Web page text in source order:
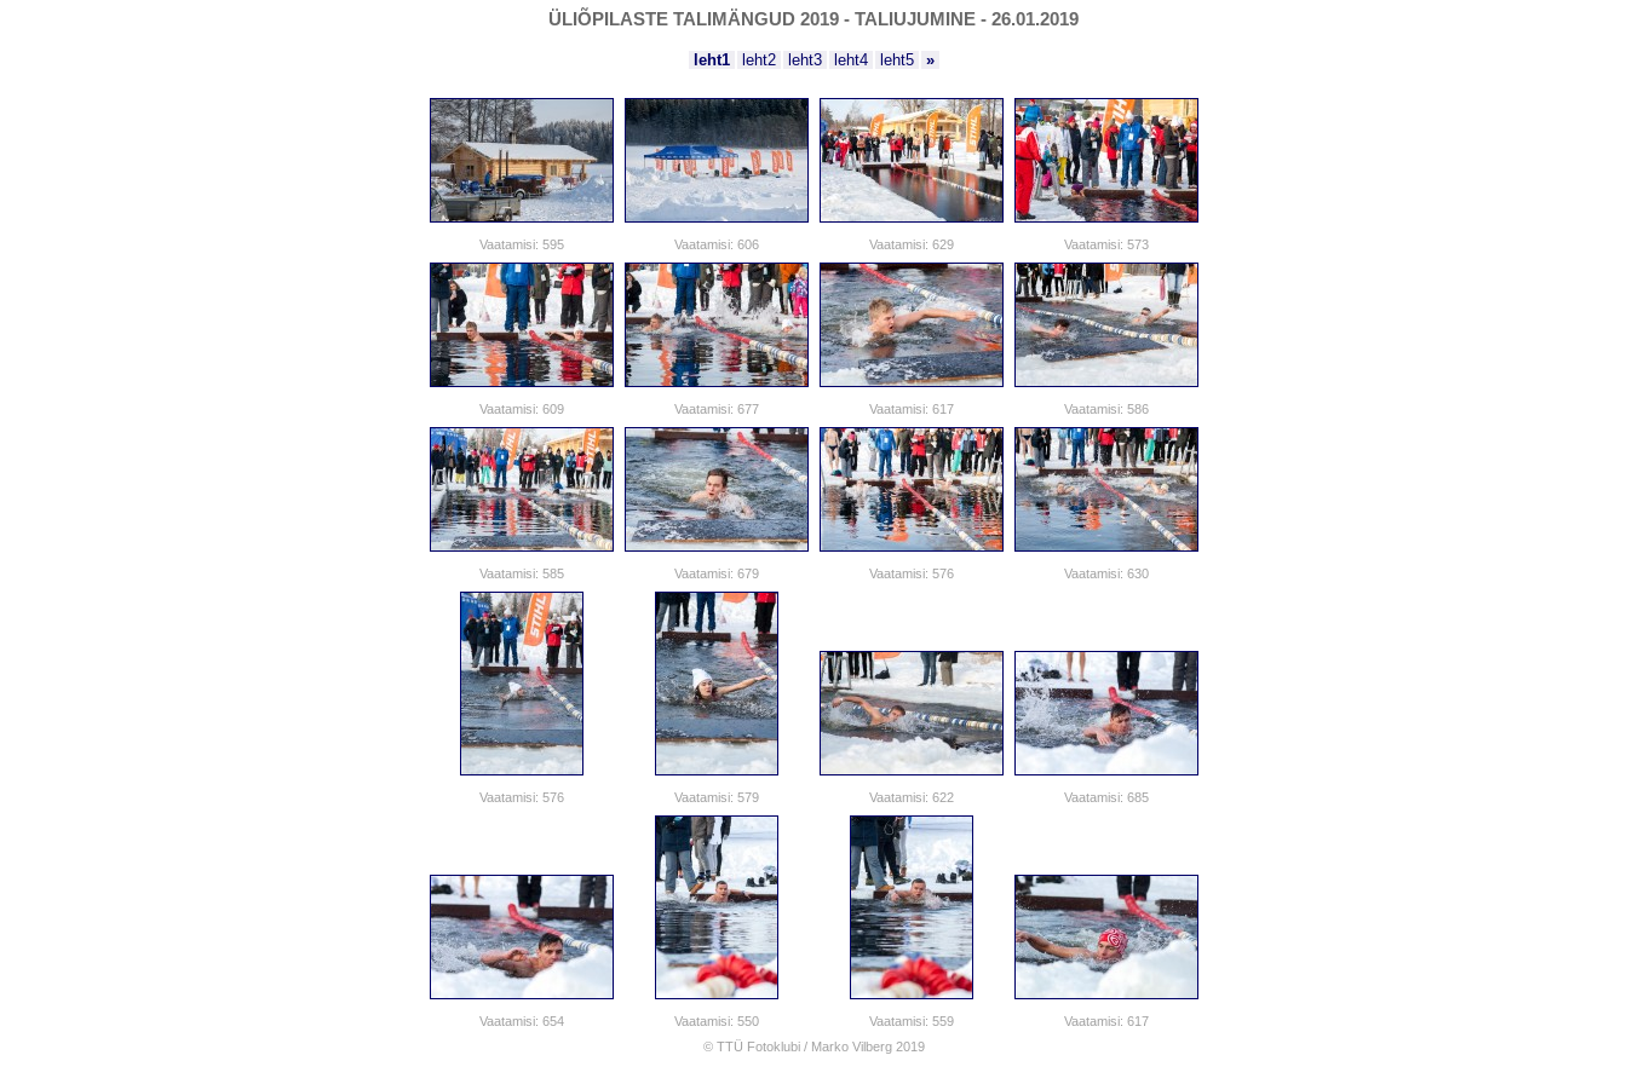
ÜLIÕPILASTE TALIMÄNGUD 2019 - TALIUJUMINE - 26.01.2019
leht1 leht2 leht3 leht4 leht5 »
Vaatamisi: 595 Vaatamisi: 606 Vaatamisi: 629 Vaatamisi: 573
Vaatamisi: 609 Vaatamisi: 677 Vaatamisi: 617 Vaatamisi: 586
Vaatamisi: 585 Vaatamisi: 679 Vaatamisi: 576 Vaatamisi: 630
Vaatamisi: 576 Vaatamisi: 579 Vaatamisi: 622 Vaatamisi: 685
Vaatamisi: 654 Vaatamisi: 550 Vaatamisi: 559
Vaatamisi: 617
© TTÜ Fotoklubi / Marko Vilberg2019